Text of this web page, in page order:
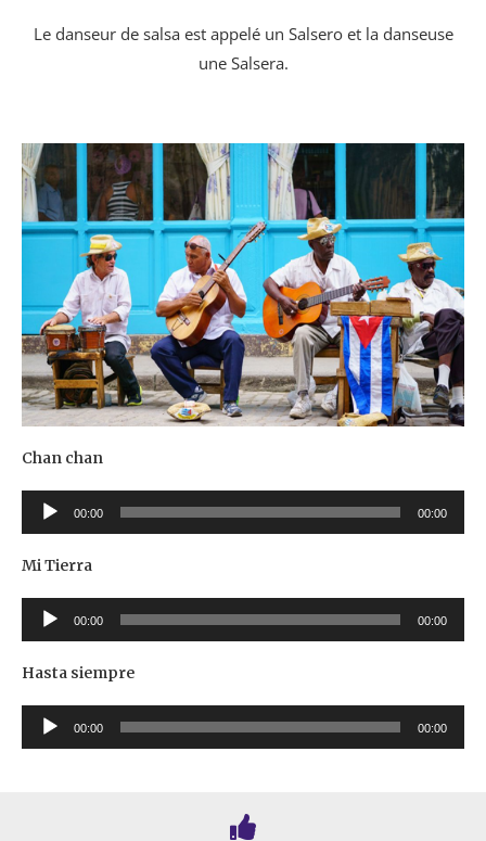
Le danseur de salsa est appelé un Salsero et la danseuse
une Salsera.
Chan chan
Lecteur
audio
00:00 00:00
Mi Tierra
Lecteur
audio
00:00 00:00
Hasta siempre
Lecteur
audio
00:00 00:00